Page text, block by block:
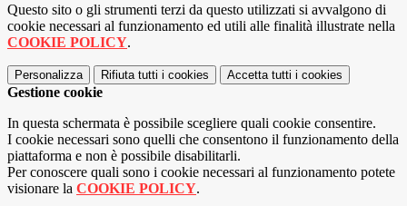
Questo sito o gli strumenti terzi da questo utilizzati si avvalgono di
cookie necessari al funzionamento ed utili alle finalità illustrate nella
COOKIE POLICY.
Personalizza Rifiuta tutti i cookies Accetta tutti i cookies
Gestione cookie
In questa schermata è possibile scegliere quali cookie consentire.
I cookie necessari sono quelli che consentono il funzionamento della
piattaforma e non è possibile disabilitarli.
Per conoscere quali sono i cookie necessari al funzionamento potete
visionare la COOKIE POLICY.